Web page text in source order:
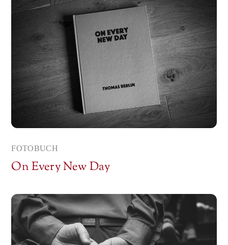
FOTOBUCH
On Every New Day